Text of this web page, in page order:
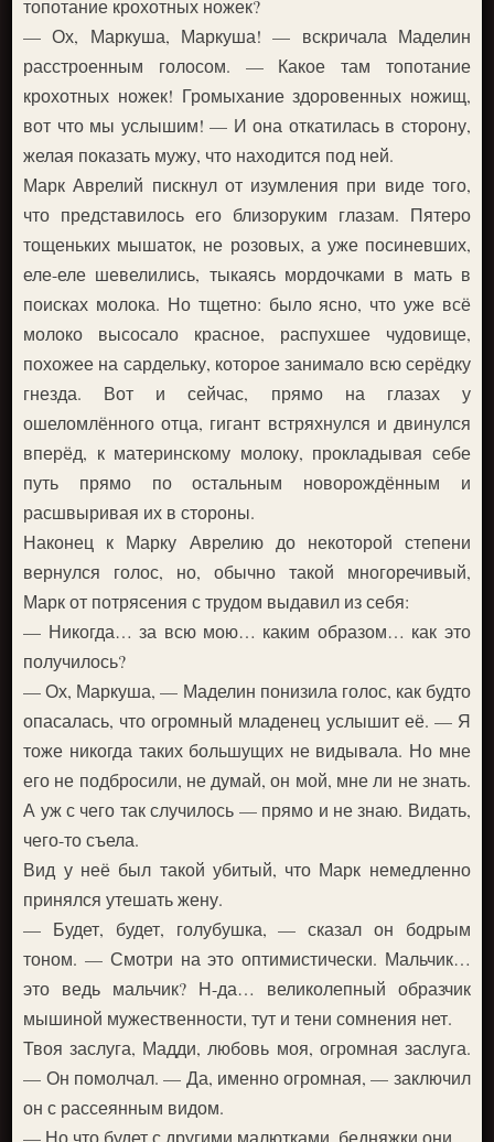
топотание крохотных ножек?
— Ох, Маркуша, Маркуша! — вскричала Маделин
расстроенным голосом. — Какое там топотание
крохотных ножек! Громыхание здоровенных ножищ,
вот что мы услышим! — И она откатилась в сторону,
желая показать мужу, что находится под ней.
Марк Аврелий пискнул от изумления при виде того,
что представилось его близоруким глазам. Пятеро
тощеньких мышаток, не розовых, а уже посиневших,
еле-еле шевелились, тыкаясь мордочками в мать в
поисках молока. Но тщетно: было ясно, что уже всё
молоко высосало красное, распухшее чудовище,
похожее на сардельку, которое занимало всю серёдку
гнезда. Вот и сейчас, прямо на глазах у
ошеломлённого отца, гигант встряхнулся и двинулся
вперёд, к материнскому молоку, прокладывая себе
путь прямо по остальным новорождённым и
расшвыривая их в стороны.
Наконец к Марку Аврелию до некоторой степени
вернулся голос, но, обычно такой многоречивый,
Марк от потрясения с трудом выдавил из себя:
— Никогда… за всю мою… каким образом… как это
получилось?
— Ох, Маркуша, — Маделин понизила голос, как будто
опасалась, что огромный младенец услышит её. — Я
тоже никогда таких большущих не видывала. Но мне
его не подбросили, не думай, он мой, мне ли не знать.
А уж с чего так случилось — прямо и не знаю. Видать,
чего-то съела.
Вид у неё был такой убитый, что Марк немедленно
принялся утешать жену.
— Будет, будет, голубушка, — сказал он бодрым
тоном. — Смотри на это оптимистически. Мальчик…
это ведь мальчик? Н-да… великолепный образчик
мышиной мужественности, тут и тени сомнения нет.
Твоя заслуга, Мадди, любовь моя, огромная заслуга.
— Он помолчал. — Да, именно огромная, — заключил
он с рассеянным видом.
— Но что будет с другими малютками, бедняжки они.